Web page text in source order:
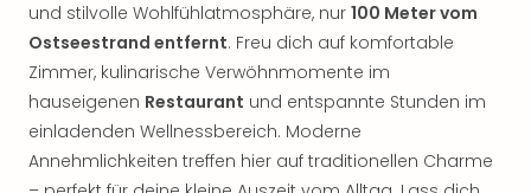
und stilvolle Wohlfühlatmosphäre, nur 100 Meter vom
Ostseestrand entfernt. Freu dich auf komfortable
Zimmer, kulinarische Verwöhnmomente im
hauseigenen Restaurant und entspannte Stunden im
einladenden Wellnessbereich. Moderne
Annehmlichkeiten treffen hier auf traditionellen Charme